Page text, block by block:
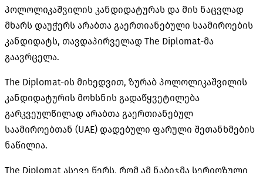
პოლოლიკაშვილის კანდიდატურას და მის ნაცვლად
მხარს დაუჭერს არაბთა გაერთიანებული საამიროების
კანდიდატს, თავდაპირველად The Diplomat-მა
გაავრცელა.
The Diplomat-ის მიხედვით, ზურაბ პოლოლიკაშვილის
კანდიდატურის მოხსნის გადაწყვეტილება
გარკვეულწილად არაბთა გაერთიანებულ
საამიროებთან (UAE) დადებული ფარული შეთანხმების
ნაწილია.
The Diplomat ასევე წერს, რომ ამ ნაბიჯმა სერიოზული